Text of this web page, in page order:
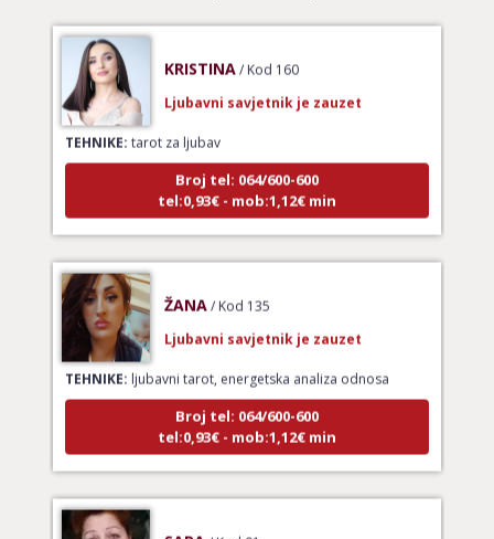
TEHNIKE:tarot za ljubav
Broj tel: 064/600-600
tel:0,93€ - mob:1,12€ min
TEHNIKE:ljubavni tarot, energetska analiza odnosa
Broj tel: 064/600-600
tel:0,93€ - mob:1,12€ min